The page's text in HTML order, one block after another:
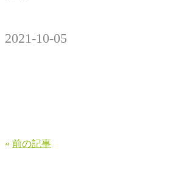
2021-10-05
« 前の記事